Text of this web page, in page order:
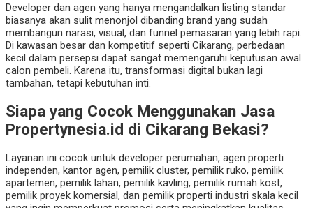
Developer dan agen yang hanya mengandalkan listing standar
biasanya akan sulit menonjol dibanding brand yang sudah
membangun narasi, visual, dan funnel pemasaran yang lebih rapi.
Di kawasan besar dan kompetitif seperti Cikarang, perbedaan
kecil dalam persepsi dapat sangat memengaruhi keputusan awal
calon pembeli. Karena itu, transformasi digital bukan lagi
tambahan, tetapi kebutuhan inti.
Siapa yang Cocok Menggunakan Jasa
Propertynesia.id di Cikarang Bekasi?
Layanan ini cocok untuk developer perumahan, agen properti
independen, kantor agen, pemilik cluster, pemilik ruko, pemilik
apartemen, pemilik lahan, pemilik kavling, pemilik rumah kost,
pemilik proyek komersial, dan pemilik properti industri skala kecil